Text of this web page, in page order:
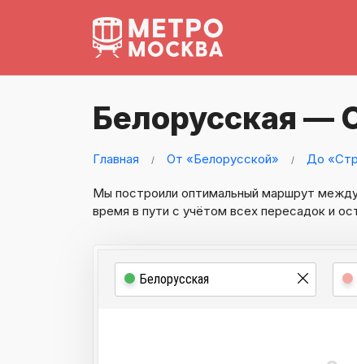
Белорусская —
Главная От «Белорусской» До
Мы построили оптимальный маршрут
время в пути с учётом всех пересадок и